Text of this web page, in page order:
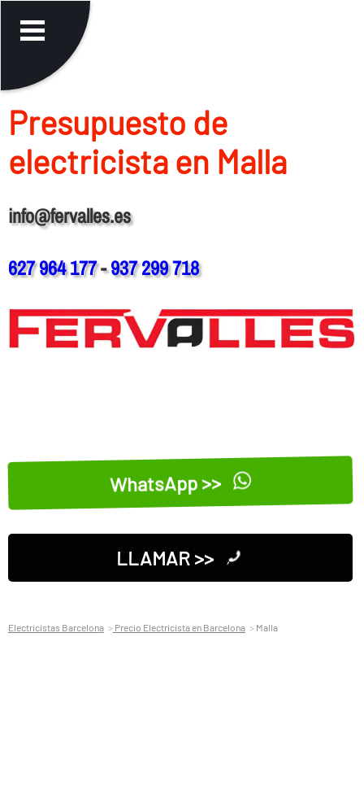
Presupuesto de
electricista en Malla
info@fervalles.es
627 964 177-937 299 718
WhatsApp >>
LLAMAR >>
Electricistas Barcelona Precio Electricista en Barcelona Malla